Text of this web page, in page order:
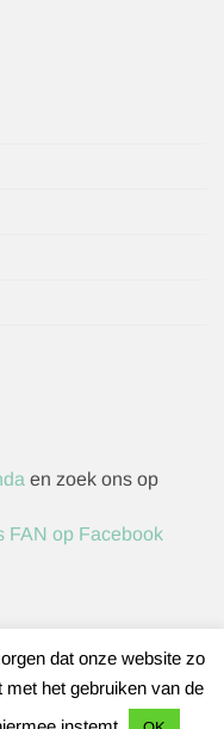
en zoek ons op
FAN op Facebook
dat onze website zo
met het gebruiken van de